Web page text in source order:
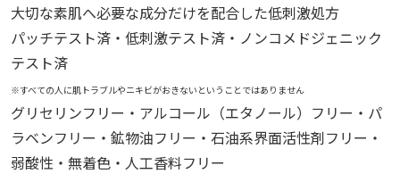
大切な素肌へ必要な成分だけを配合した低刺激処方
パッチテスト済・低刺激テスト済・ノンコメドジェニック
テスト済
※すべての人に肌トラブルやニキビがおきないということではありません
グリセリンフリー・アルコール（エタノール）フリー・パ
ラベンフリー・鉱物油フリー・石油系界面活性剤フリー・
弱酸性・無着色・人工香料フリー